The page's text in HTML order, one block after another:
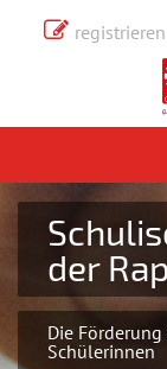
registrieren
SCHULISCHE
der
Die
Schülerinnen